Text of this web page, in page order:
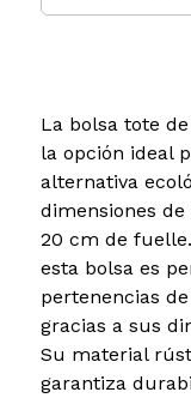
La bolsa tote
la opción ideal
alternativa
dimensiones
20 cm de
esta bolsa es
pertenencias
gracias a sus
Su material
garantiza